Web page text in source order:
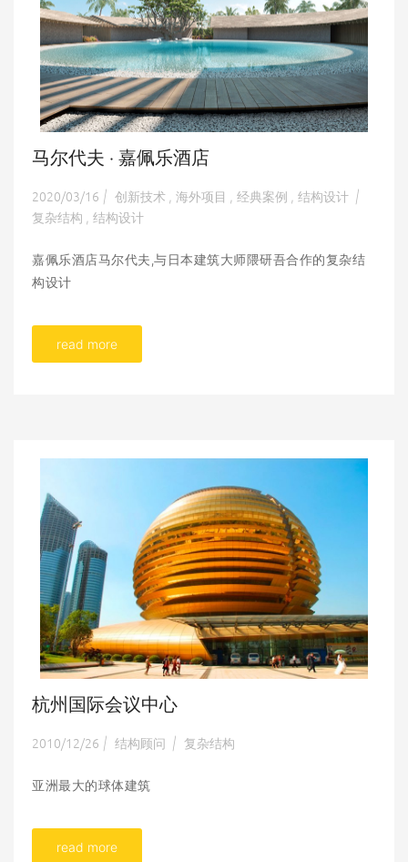
马尔代夫 · 嘉佩乐酒店
2020/03/16 | 创新技术 , 海外项目 , 经典案例 , 结构设计 |
复杂结构 , 结构设计
嘉佩乐酒店马尔代夫,与日本建筑大师隈研吾合作的复杂结
构设计
read more
杭州国际会议中心
2010/12/26 | 结构顾问 | 复杂结构
亚洲最大的球体建筑
read more